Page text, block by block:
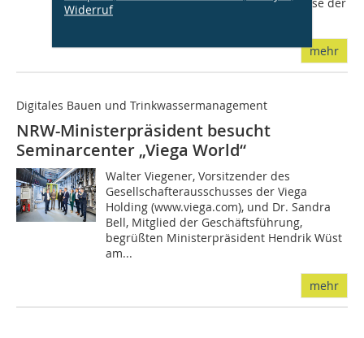
Widerrufeine mehrmonatige, BIM-basierte Phase der
geordneten Inbetriebnahme...
mehr
Digitales Bauen und Trinkwassermanagement
NRW-Ministerpräsident besucht
Seminarcenter „Viega World“
Walter Viegener, Vorsitzender des
Gesellschafterausschusses der Viega
Holding (www.viega.com), und Dr. Sandra
Bell, Mitglied der Geschäftsführung,
begrüßten Ministerpräsident Hendrik Wüst
am...
mehr